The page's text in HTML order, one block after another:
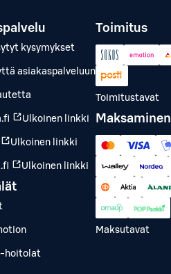
kysymykset
asiakaspalveluun
Ulkoinen linkki
Ulkoinen linkki
Ulkoinen linkki
-hoitolat
Toimitus
Toimitustavat
Maksaminen
Maksutavat